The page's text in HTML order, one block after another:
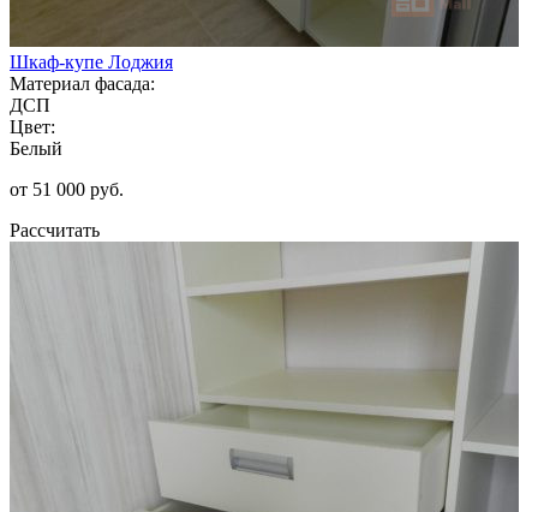
Шкаф-купе Лоджия
Материал фасада:
ДСП
Цвет:
Белый
от 51 000 руб.
Рассчитать